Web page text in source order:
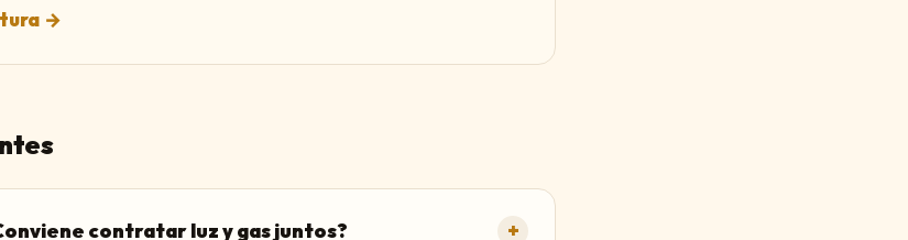
→
contratar luz y gas juntos? +